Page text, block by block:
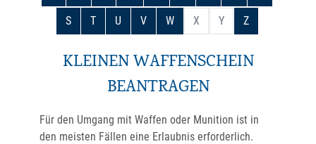
S T U V W X Y Z
KLEINEN WAFFENSCHEIN
BEANTRAGEN
Für den Umgang mit Waffen oder Munition ist in
den meisten Fällen eine Erlaubnis erforderlich.